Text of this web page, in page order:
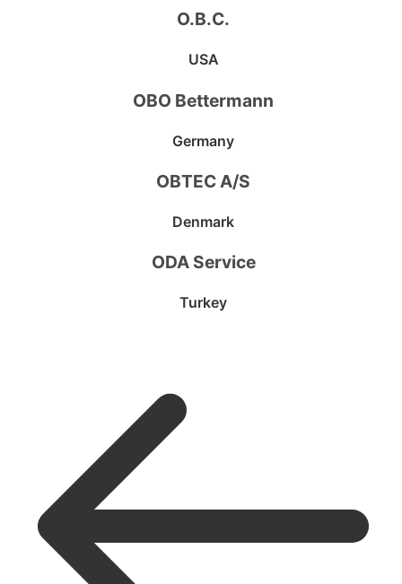
O.B.C.
USA
OBO Bettermann
Germany
OBTEC A/S
Denmark
ODA Service
Turkey